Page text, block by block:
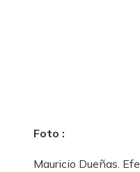
Foto :
Mauricio Dueñas. Efe